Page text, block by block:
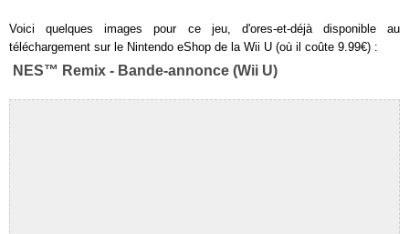
Voici quelques images pour ce jeu, d'ores-et-déjà disponible au
téléchargement sur le Nintendo eShop de la Wii U (où il coûte 9.99€) :
NES™ Remix - Bande-annonce (Wii U)